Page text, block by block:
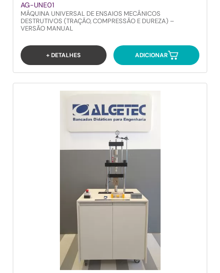
AG-UNE01
MÁQUINA UNIVERSAL DE ENSAIOS MECÂNICOS
DESTRUTIVOS (TRAÇÃO, COMPRESSÃO E DUREZA) –
VERSÃO MANUAL
+ DETALHES ADICIONAR